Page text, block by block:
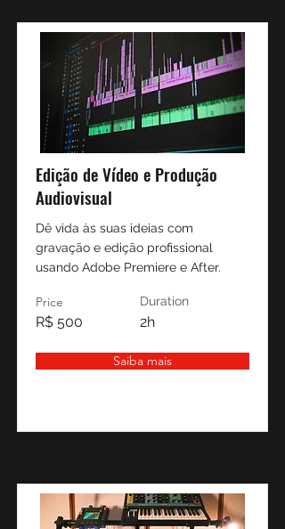
Edição de Vídeo e Produção
Audiovisual
Dê vida às suas ideias com
gravação e edição profissional
usando Adobe Premiere e After.
Price
R$ 500
Duration
2h
Saiba mais